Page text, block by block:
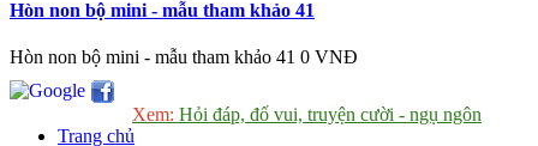
Hòn non bộ mini - mẫu tham khảo 41
Hòn non bộ mini - mẫu tham khảo 41 0 VNĐ
Xem: Hỏi đáp, đố vui, truyện cười - ngụ ngôn
Trang chủ